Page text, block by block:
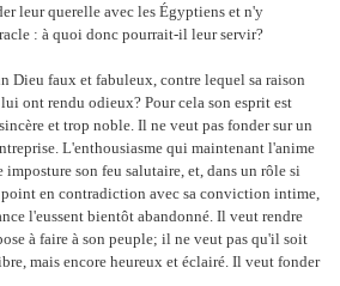
leur querelle avec les Égyptiens et n'y
: à quoi donc pourrait-il leur servir?
faux et fabuleux, contre lequel sa raison
ont rendu odieux? Pour cela son esprit est
et trop noble. Il ne veut pas fonder sur un
L'enthousiasme qui maintenant l'anime
son feu salutaire, et, dans un rôle si
point en contradiction avec sa conviction intime,
l'eussent bientôt abandonné. Il veut rendre
à faire à son peuple; il ne veut pas qu'il soit
mais encore heureux et éclairé. Il veut fonder